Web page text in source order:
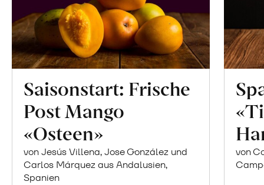
Saisonstart: Frische
Post Mango
«Osteen»
von Jesús Villena, Jose González und
Carlos Márquez aus Andalusien,
Spanien
von